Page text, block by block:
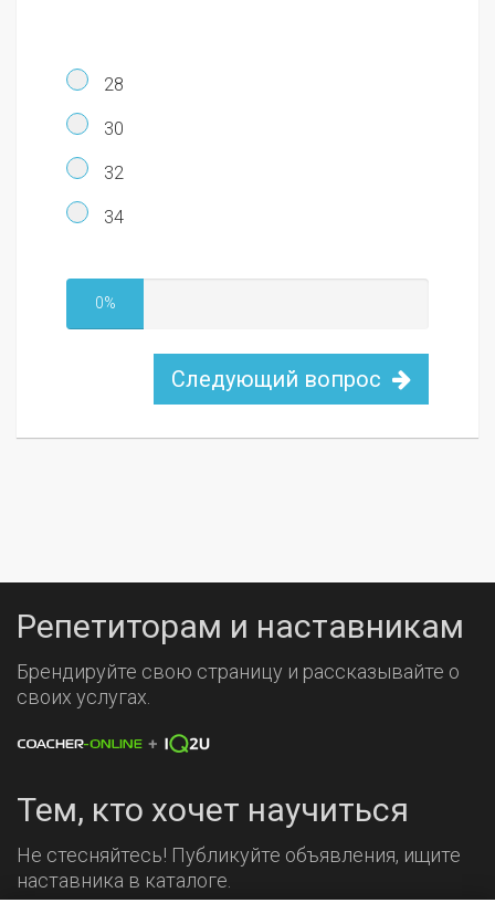
28
30
32
34
0%
Следующий вопрос
Репетиторам и наставникам
Брендируйте свою страницу и рассказывайте о
своих услугах.
Тем, кто хочет научиться
Не стесняйтесь! Публикуйте объявления, ищите
наставника в каталоге.